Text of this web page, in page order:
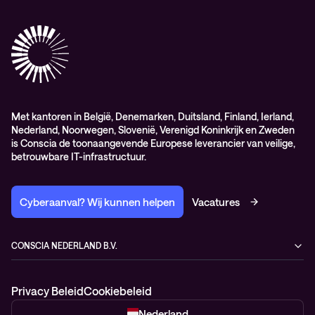
General Purchasing Conditions (EN)
Healthcare Services
Lifecycle
Service delivery platform (CNS)
Met kantoren in België, Denemarken, Duitsland, Finland, Ierland,
Nederland, Noorwegen, Slovenië, Verenigd Koninkrijk en Zweden
is Conscia de toonaangevende Europese leverancier van veilige,
betrouwbare IT-infrastructuur.
Cyberaanval? Wij kunnen helpen Vacatures
CONSCIA NEDERLAND B.V.
Nederland
Privacy BeleidCookiebeleid